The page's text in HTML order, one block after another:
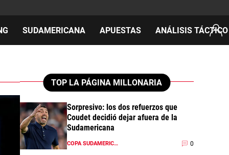
SUDAMERICANA APUESTAS ANÁLISIS TÁCTICO
día
TOP LA PÁGINA MILLONARIA
Sorpresivo: los dos refuerzos que
Coudet decidió dejar afuera de la
Sudamericana
COPA SUDAMERICANA 2026 0